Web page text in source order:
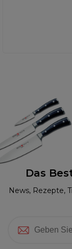
Das
News, Rezepte,